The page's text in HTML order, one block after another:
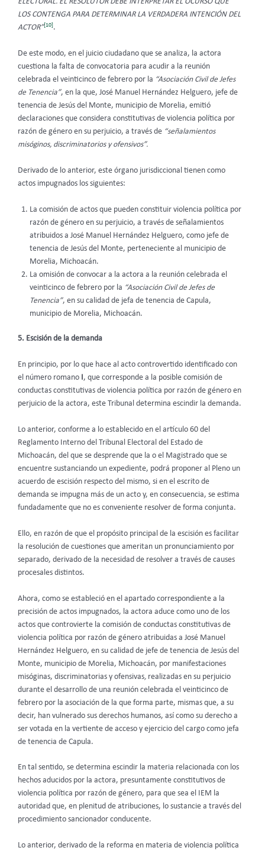
LOS CONTENGA PARA DETERMINAR LA VERDADERA INTENCIÓN DEL
ACTOR”[10].
De este modo, en el juicio ciudadano que se analiza, la actora
cuestiona la falta de convocatoria para acudir a la reunión
celebrada el veinticinco de febrero por la “Asociación Civil de Jefes
de Tenencia”, en la que, José Manuel Hernández Helguero, jefe de
tenencia de Jesús del Monte, municipio de Morelia, emitió
declaraciones que considera constitutivas de violencia política por
razón de género en su perjuicio, a través de “señalamientos
misóginos, discriminatorios y ofensivos”.
Derivado de lo anterior, este órgano jurisdiccional tienen como
actos impugnados los siguientes:
La comisión de actos que pueden constituir violencia política por
razón de género en su perjuicio, a través de señalamientos
atribuidos a José Manuel Hernández Helguero, como jefe de
tenencia de Jesús del Monte, perteneciente al municipio de
Morelia, Michoacán.
La omisión de convocar a la actora a la reunión celebrada el
veinticinco de febrero por la “Asociación Civil de Jefes de
Tenencia”, en su calidad de jefa de tenencia de Capula,
municipio de Morelia, Michoacán.
5. Escisión de la demanda
En principio, por lo que hace al acto controvertido identificado con
el número romano
, que corresponde a la posible comisión de
conductas constitutivas de violencia política por razón de género en
perjuicio de la actora, este Tribunal determina escindir la demanda.
Lo anterior, conforme a lo establecido en el artículo 60 del
Reglamento Interno del Tribunal Electoral del Estado de
Michoacán, del que se desprende que la o el Magistrado que se
encuentre sustanciando un expediente, podrá proponer al Pleno un
acuerdo de escisión respecto del mismo, si en el escrito de
demanda se impugna más de un acto y, en consecuencia, se estima
fundadamente que no es conveniente resolver de forma conjunta.
Ello, en razón de que el propósito principal de la escisión es facilitar
la resolución de cuestiones que ameritan un pronunciamiento por
separado, derivado de la necesidad de resolver a través de causes
procesales distintos.
Ahora, como se estableció en el apartado correspondiente a la
precisión de actos impugnados, la actora aduce como uno de los
actos que controvierte la comisión de conductas constitutivas de
violencia política por razón de género atribuidas a José Manuel
Hernández Helguero, en su calidad de jefe de tenencia de Jesús del
Monte, municipio de Morelia, Michoacán, por manifestaciones
misóginas, discriminatorias y ofensivas, realizadas en su perjuicio
durante el desarrollo de una reunión celebrada el veinticinco de
febrero por la asociación de la que forma parte, mismas que, a su
decir, han vulnerado sus derechos humanos, así como su derecho a
ser votada en la vertiente de acceso y ejercicio del cargo como jefa
de tenencia de Capula.
En tal sentido, se determina escindir la materia relacionada con los
hechos aducidos por la actora, presuntamente constitutivos de
violencia política por razón de género, para que sea el IEM la
autoridad que, en plenitud de atribuciones, lo sustancie a través del
procedimiento sancionador conducente.
Lo anterior, derivado de la reforma en materia de violencia política